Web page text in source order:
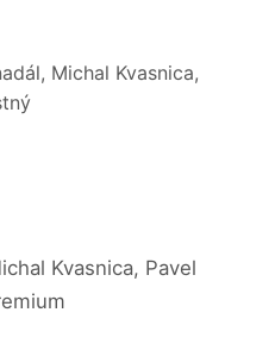
Michal Kvasnica,
Kvasnica, Pavel